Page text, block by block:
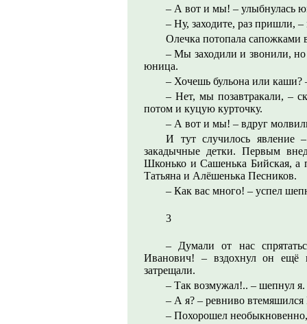
– А вот и мы! – улыбнулась
– Ну, заходите, раз пришли,
Олечка потопала сапожками
– Мы заходили и звонили, но
юница.
– Хочешь бульона или каши?
– Нет, мы позавтракали, –
потом и куцую курточку.
– А вот и мы! – вдруг
И тут случилось явление
закадычные детки. Первым
Шконько и Сашенька Бийская, а
Татьяна и Алёшенька Песников.
– Как вас много! – успел
3
– Думали от нас
Иванович! – вздохнул он ещё
затрещали.
– Так возмужал!.. – шепнул я.
– А я? – ревниво
– Похорошел